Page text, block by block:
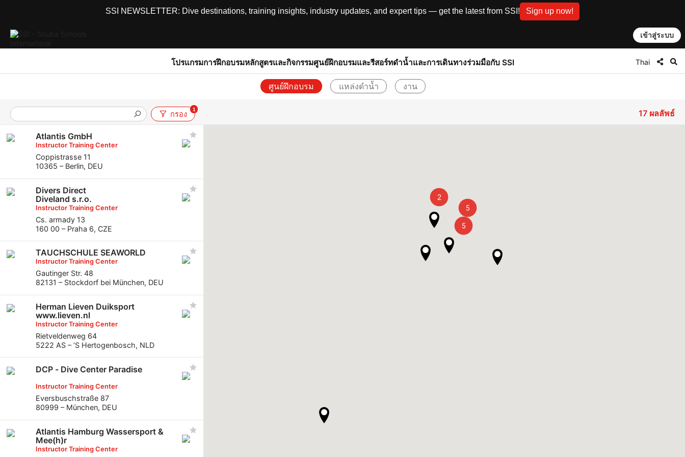
SSI NEWSLETTER: Dive destinations, training insights, industry updates, and expert tips — get the latest from SSI! Sign up now!
เข้าสู่ระบบ
โปรแกรมการฝึกอบรมหลักสูตรและกิจกรรมศูนย์ฝึกอบรมและรีสอร์ทดำน้ำและการเดินทางร่วมมือกับ SSI Thai
ศูนย์ฝึกอบรม แหล่งดำน้ำ งาน
กรอง
1
2
5
5
17ผลลัพธ์
Atlantis GmbH
Instructor Training Center
Coppistrasse 11
10365 – Berlin, DEU
Divers Direct
Diveland s.r.o.
Instructor Training Center
Cs. armady 13
160 00 – Praha 6, CZE
TAUCHSCHULE SEAWORLD
Instructor Training Center
Gautinger Str. 48
82131 – Stockdorf bei München, DEU
Herman Lieven Duiksport
www.lieven.nl
Instructor Training Center
Rietveldenweg 64
5222 AS – ’S Hertogenbosch, NLD
DCP - Dive Center Paradise
Instructor Training Center
Eversbuschstraße 87
80999 – München, DEU
Atlantis Hamburg Wassersport &
Mee(h)r
Instructor Training Center